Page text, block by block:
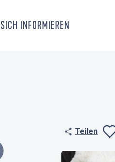
SICH INFORMIEREN
Teilen